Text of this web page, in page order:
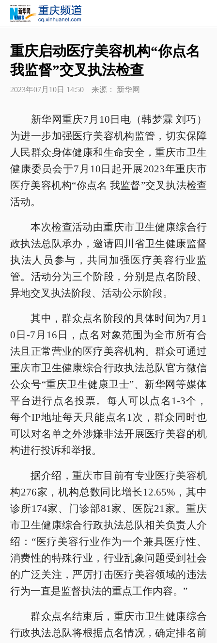
重庆启动医疗美容机构“你点名
我监督”交叉执法检查
2023年07月10日 14:50 来源： 新华网
新华网重庆7月10日电（韩梦霖 刘巧）
为进一步加强医疗美容机构监管，切实保障
人民群众身体健康和生命安全，重庆市卫生
健康委员会于7月10日起开展2023年重庆市
医疗美容机构“你点名 我监督”交叉执法检查
活动。
本次检查活动由重庆市卫生健康综合行
政执法总队承办，邀请四川省卫生健康监督
执法人员参与，共同加强医疗美容行业监
管。活动分为三个阶段，分别是点名阶段、
异地交叉执法阶段、活动公示阶段。
其中，群众点名阶段的具体时间为7月1
0日-7月16日，点名对象范围为全市所有合
法且正常营业的医疗美容机构。群众可通过
重庆市卫生健康综合行政执法总队官方微信
公众号“重庆卫生健康卫士”、新华网等媒体
平台进行点名投票。每人可以点名1-3个，
每个IP地址每天只能点名1次，群众同时也
可以对名单之外涉嫌非法开展医疗美容的机
构进行投诉和举报。
据介绍，重庆市目前有专业医疗美容机
构276家，机构总数同比增长12.65%，其中
诊所174家、门诊部81家、医院21家。重庆
市卫生健康综合行政执法总队相关负责人介
绍：“医疗美容行业作为一个兼具医疗性、
消费性的特殊行业，行业乱象问题受到社会
的广泛关注，严厉打击医疗美容领域的违法
行为一直是监督执法的重点工作内容。”
群众点名结束后，重庆市卫生健康综合
行政执法总队将根据点名情况，确定排名前